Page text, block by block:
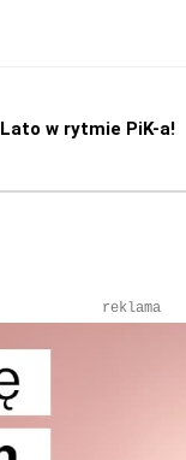
Lato w rytmie PiK-a!
reklama